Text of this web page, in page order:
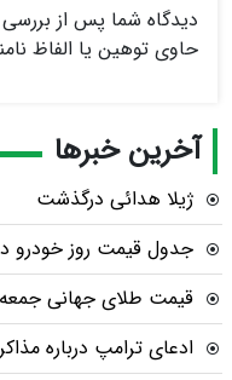
دیدگاه شما پس از
حاوی توهین یا الفاظ
آخرین خبرها
ژیلا هدائی درگذشت
جدول قیمت روز خودرو در بازار؛
قیمت طلای جهانی جمعه 16 مرداد
ادعای ترامپ درباره